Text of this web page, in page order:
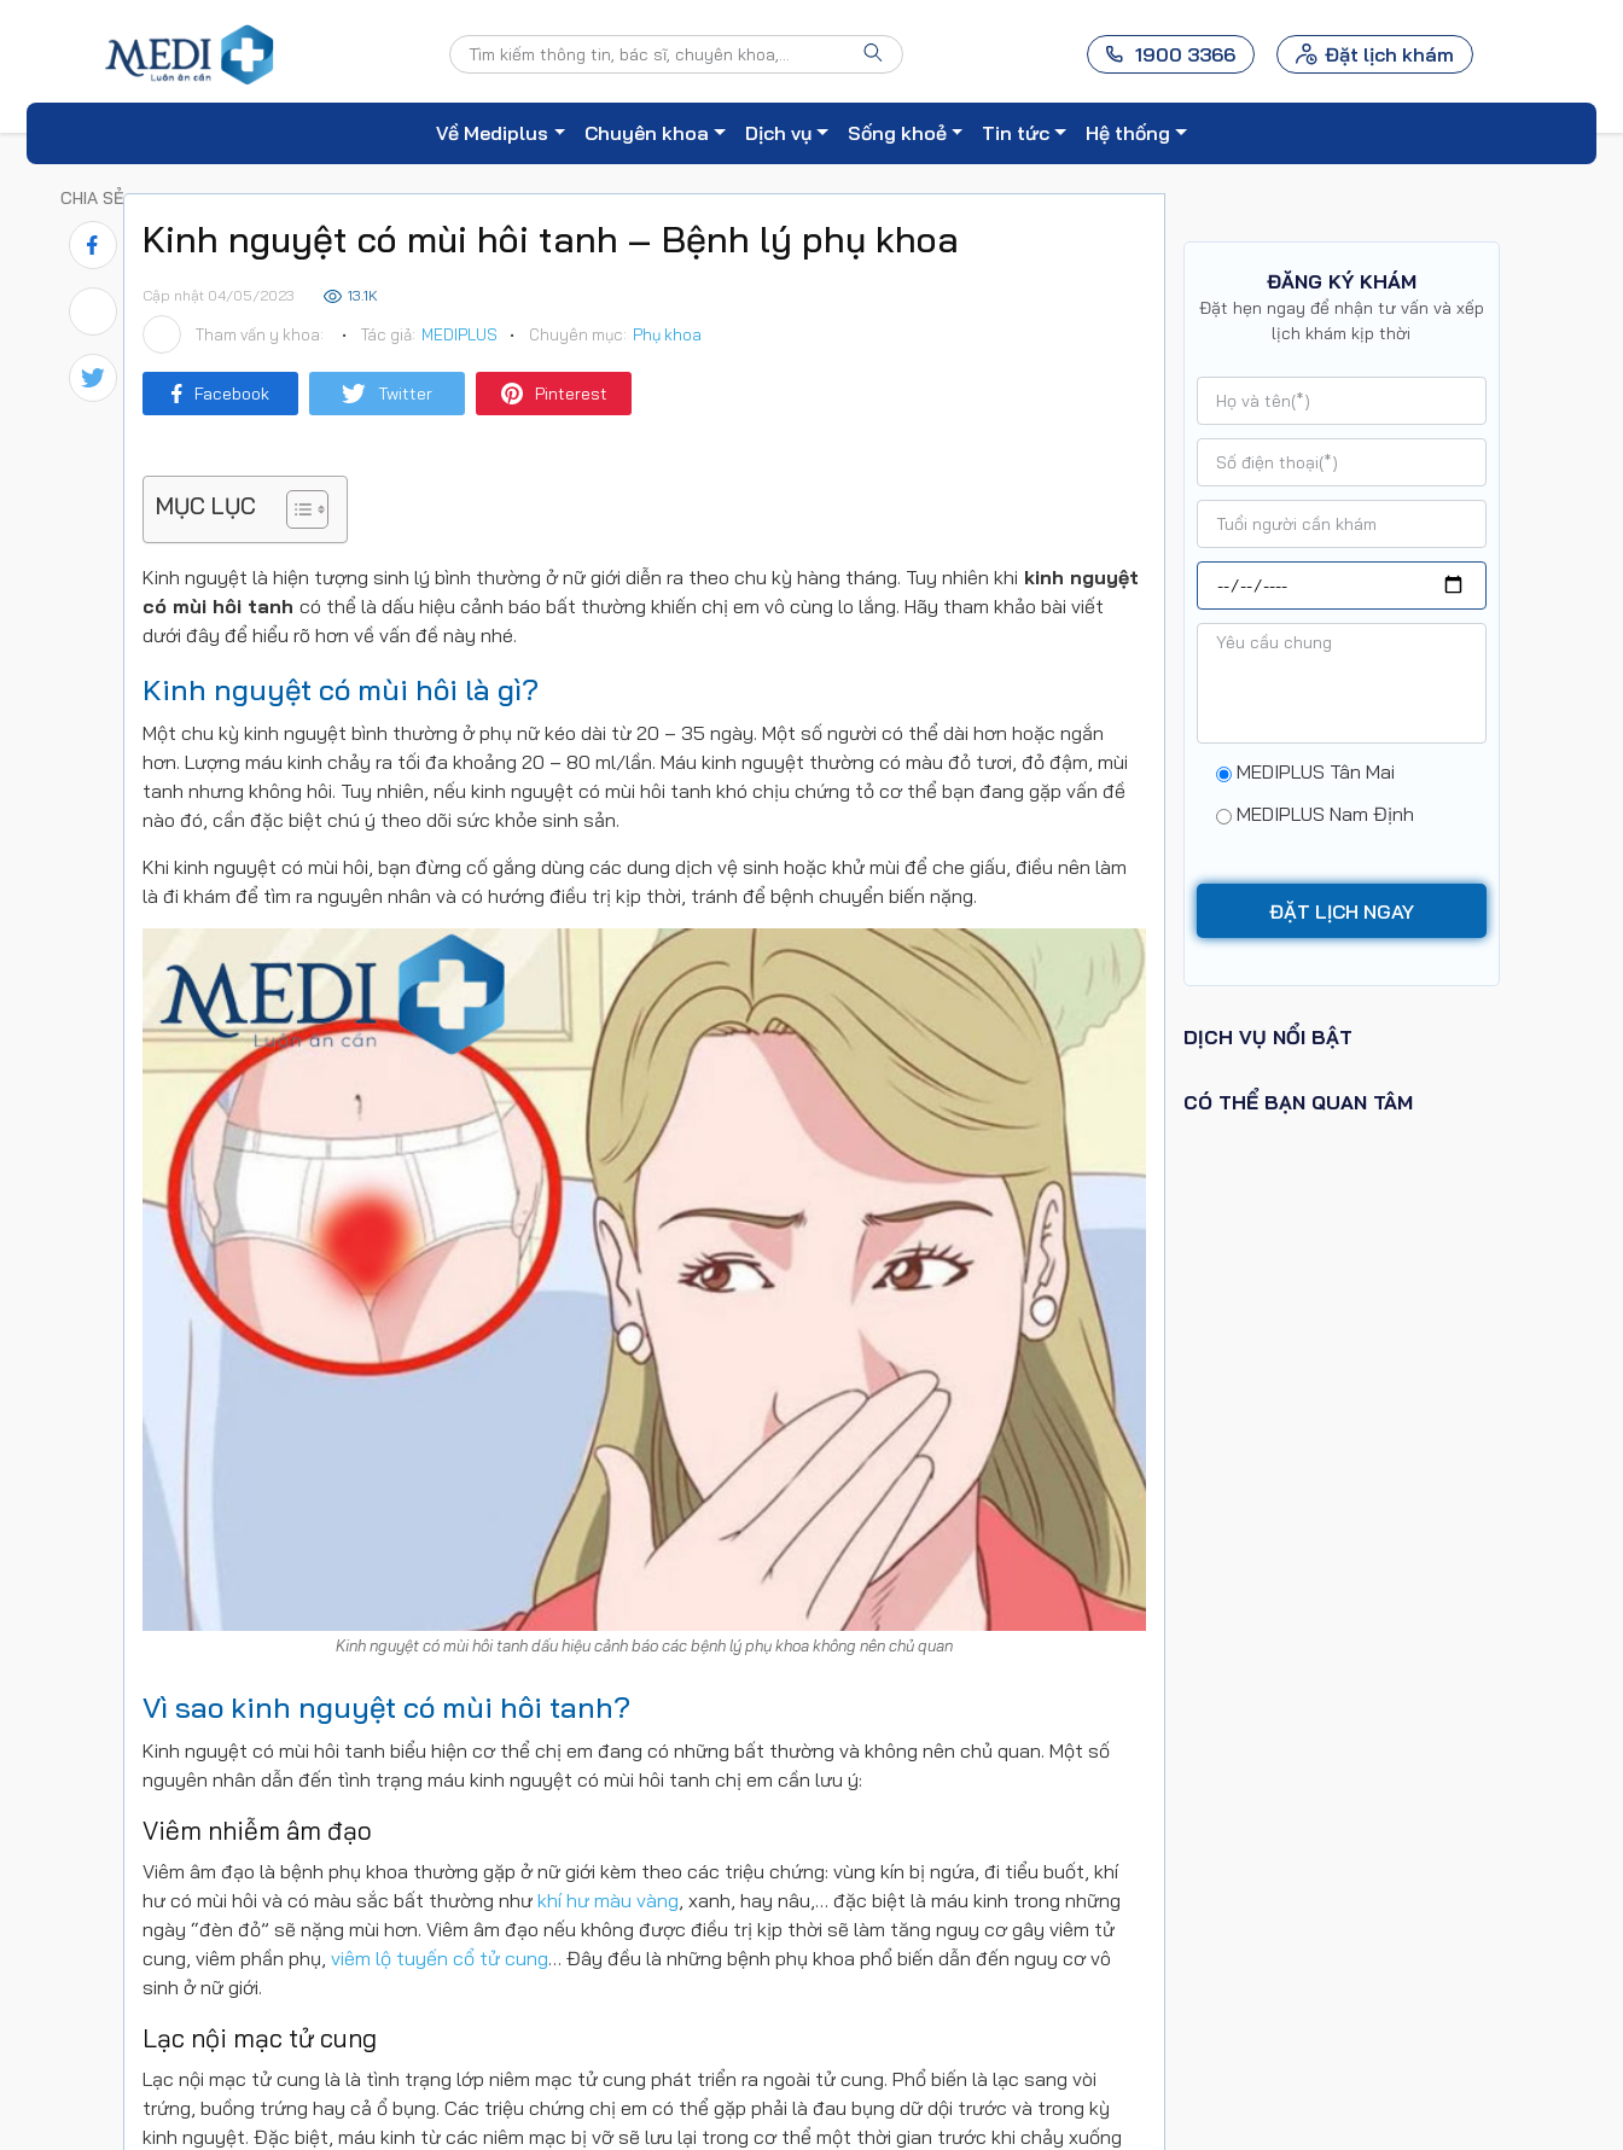
1900 3366 Đặt lịch khám
Về Mediplus Chuyên khoa Dịch vụ Sống khoẻ Tin tức Hệ thống
Kinh nguyệt có mùi hôi tanh – Bệnh lý phụ khoa
Cập nhật 04/05/2023 13.1K
Tham vấn y khoa: • Tác giả: MEDIPLUS • Chuyên mục: Phụ khoa
Facebook Twitter Pinterest
MỤC LỤC
Kinh nguyệt là hiện tượng sinh lý bình thường ở nữ giới diễn ra theo chu kỳ hàng tháng. Tuy nhiên khi kinh nguyệt
có mùi hôi tanh có thể là dấu hiệu cảnh báo bất thường khiến chị em vô cùng lo lắng. Hãy tham khảo bài viết
dưới đây để hiểu rõ hơn về vấn đề này nhé.
Kinh nguyệt có mùi hôi là gì?
Một chu kỳ kinh nguyệt bình thường ở phụ nữ kéo dài từ 20 – 35 ngày. Một số người có thể dài hơn hoặc ngắn
hơn. Lượng máu kinh chảy ra tối đa khoảng 20 – 80 ml/lần. Máu kinh nguyệt thường có màu đỏ tươi, đỏ đậm, mùi
tanh nhưng không hôi. Tuy nhiên, nếu kinh nguyệt có mùi hôi tanh khó chịu chứng tỏ cơ thể bạn đang gặp vấn đề
nào đó, cần đặc biệt chú ý theo dõi sức khỏe sinh sản.
Khi kinh nguyệt có mùi hôi, bạn đừng cố gắng dùng các dung dịch vệ sinh hoặc khử mùi để che giấu, điều nên làm
là đi khám để tìm ra nguyên nhân và có hướng điều trị kịp thời, tránh để bệnh chuyển biến nặng.
Kinh nguyệt có mùi hôi tanh dấu hiệu cảnh báo các bệnh lý phụ khoa không nên chủ quan
Vì sao kinh nguyệt có mùi hôi tanh?
Kinh nguyệt có mùi hôi tanh biểu hiện cơ thể chị em đang có những bất thường và không nên chủ quan. Một số
nguyên nhân dẫn đến tình trạng máu kinh nguyệt có mùi hôi tanh chị em cần lưu ý:
Viêm nhiễm âm đạo
Viêm âm đạo là bệnh phụ khoa thường gặp ở nữ giới kèm theo các triệu chứng: vùng kín bị ngứa, đi tiểu buốt, khí
hư có mùi hôi và có màu sắc bất thường như khí hư màu vàng , xanh, hay nâu,… đặc biệt là máu kinh trong những
ngày “đèn đỏ” sẽ nặng mùi hơn. Viêm âm đạo nếu không được điều trị kịp thời sẽ làm tăng nguy cơ gây viêm tử
cung, viêm phần phụ, viêm lộ tuyến cổ tử cung… Đây đều là những bệnh phụ khoa phổ biến dẫn đến nguy cơ vô
sinh ở nữ giới.
Lạc nội mạc tử cung
Lạc nội mạc tử cung là là tình trạng lớp niêm mạc tử cung phát triển ra ngoài tử cung. Phổ biến là lạc sang vòi
trứng, buồng trứng hay cả ổ bụng. Các triệu chứng chị em có thể gặp phải là đau bụng dữ dội trước và trong kỳ
kinh nguyệt. Đặc biệt, máu kinh từ các niêm mạc bị vỡ sẽ lưu lại trong cơ thể một thời gian trước khi chảy xuống
ĐĂNG KÝ KHÁM
Đặt hẹn ngay để nhận tư vấn và xếp
lịch khám kịp thời
MEDIPLUS Tân Mai
MEDIPLUS Nam Định
DỊCH VỤ NỔI BẬT
CÓ THỂ BẠN QUAN TÂM
CHIA SẺ